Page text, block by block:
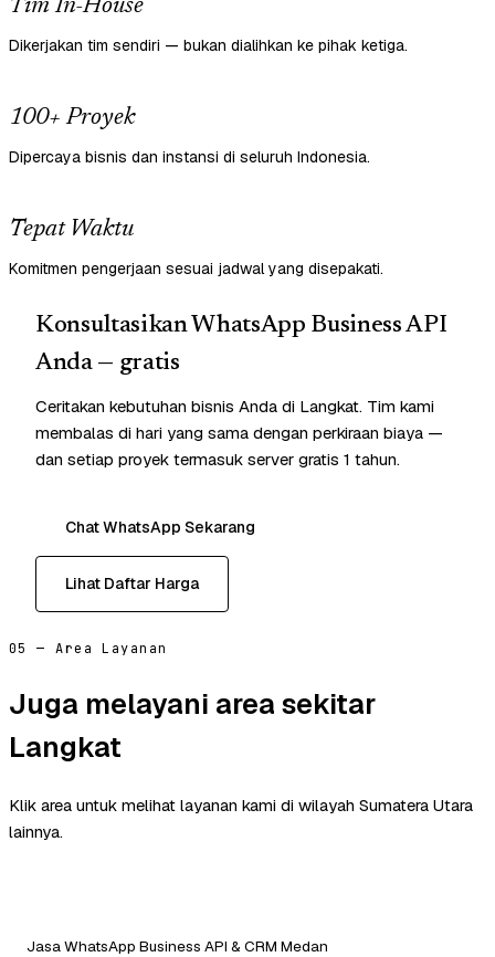
Tim In-House
Dikerjakan tim sendiri — bukan dialihkan ke pihak ketiga.
100+ Proyek
Dipercaya bisnis dan instansi di seluruh Indonesia.
Tepat Waktu
Komitmen pengerjaan sesuai jadwal yang disepakati.
Konsultasikan WhatsApp Business API
Anda — gratis
Ceritakan kebutuhan bisnis Anda di Langkat. Tim kami
membalas di hari yang sama dengan perkiraan biaya —
dan setiap proyek termasuk server gratis 1 tahun.
Chat WhatsApp Sekarang
Lihat Daftar Harga
05 — Area Layanan
Juga melayani area sekitar
Langkat
Klik area untuk melihat layanan kami di wilayah Sumatera Utara
lainnya.
Jasa WhatsApp Business API & CRM Medan